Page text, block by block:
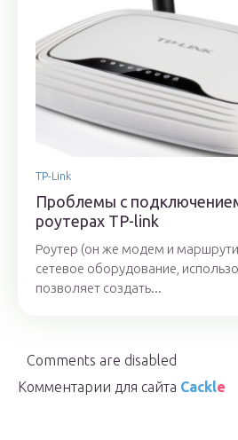
TP-Link
Проблемы с
роутерах TP-link
Роутер (он же модем и
сетевое оборудование,
позволяет создать...
Comments are disabled
Комментарии для сайта Cackle